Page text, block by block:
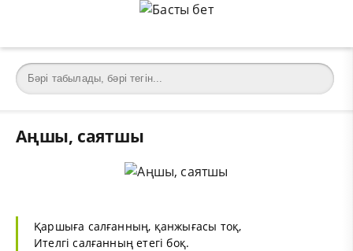
Аңшы, саятшы
Қаршыға салғанның, қанжығасы тоқ,
Ителгі салғанның етегі боқ.